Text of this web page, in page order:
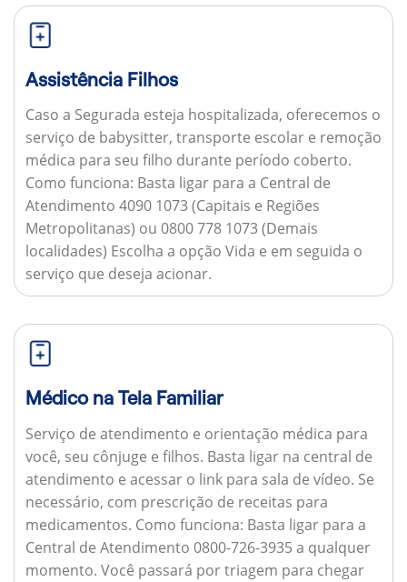
Assistência Filhos
Caso a Segurada esteja hospitalizada, oferecemos o
serviço de babysitter, transporte escolar e remoção
médica para seu filho durante período coberto.
Como funciona: Basta ligar para a Central de
Atendimento 4090 1073 (Capitais e Regiões
Metropolitanas) ou 0800 778 1073 (Demais
localidades) Escolha a opção Vida e em seguida o
serviço que deseja acionar.
Médico na Tela Familiar
Serviço de atendimento e orientação médica para
você, seu cônjuge e filhos. Basta ligar na central de
atendimento e acessar o link para sala de vídeo. Se
necessário, com prescrição de receitas para
medicamentos. Como funciona: Basta ligar para a
Central de Atendimento 0800-726-3935 a qualquer
momento. Você passará por triagem para chegar